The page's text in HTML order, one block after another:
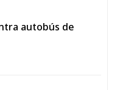
autobús de